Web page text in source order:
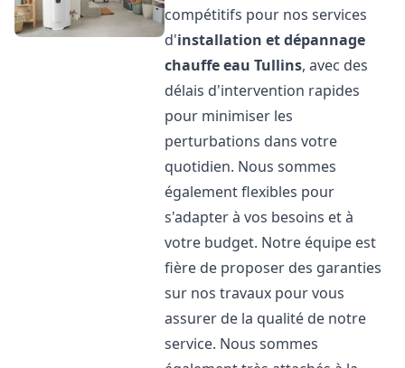
compétitifs pour nos services
d'installation et dépannage
chauffe eau Tullins, avec des
délais d'intervention rapides
pour minimiser les
perturbations dans votre
quotidien. Nous sommes
également flexibles pour
s'adapter à vos besoins et à
votre budget. Notre équipe est
fière de proposer des garanties
sur nos travaux pour vous
assurer de la qualité de notre
service. Nous sommes